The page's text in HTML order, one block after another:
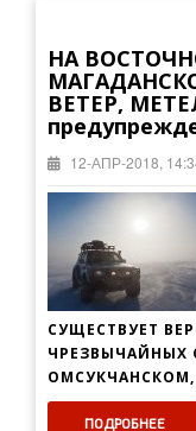
НА
ВЕТЕР,
12-АПР-2018,
СУЩЕСТВУЕТ
ЧРЕЗВЫЧАЙНЫХ
ОМСУКЧАНСКОМ,
ПОДРОБНЕЕ